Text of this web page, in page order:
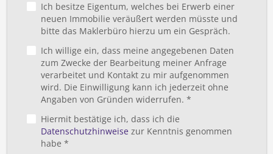
Ich besitze Eigentum, welches bei Erwerb einer
neuen Immobilie veräußert werden müsste und
bitte das Maklerbüro hierzu um ein Gespräch.
Ich willige ein, dass meine angegebenen Daten
zum Zwecke der Bearbeitung meiner Anfrage
verarbeitet und Kontakt zu mir aufgenommen
wird. Die Einwilligung kann ich jederzeit ohne
Angaben von Gründen widerrufen. *
Hiermit bestätige ich, dass ich die
Datenschutzhinweisezur Kenntnis genommen
habe *